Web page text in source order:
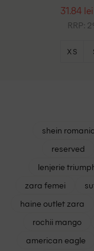
31.84 lei
RRP:
XS
shein
reserved
lenjerie
zara femei
haine outlet zara
rochii mango
american eagle